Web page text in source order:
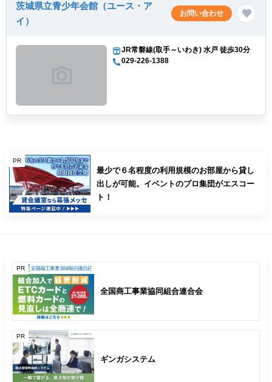
茨城県立青少年会館（ユース・ア
イ）
お問い合わせ
JR常磐線(取手～いわき) 水戸 徒歩30分
029-226-1388
PR
最少で６名程度の利用規模のお部屋から貸し
出しが可能。イベントのプロ集団がエスコー
ト！
PR
全国商工事業協同組合連合会
PR
ギンガシステム